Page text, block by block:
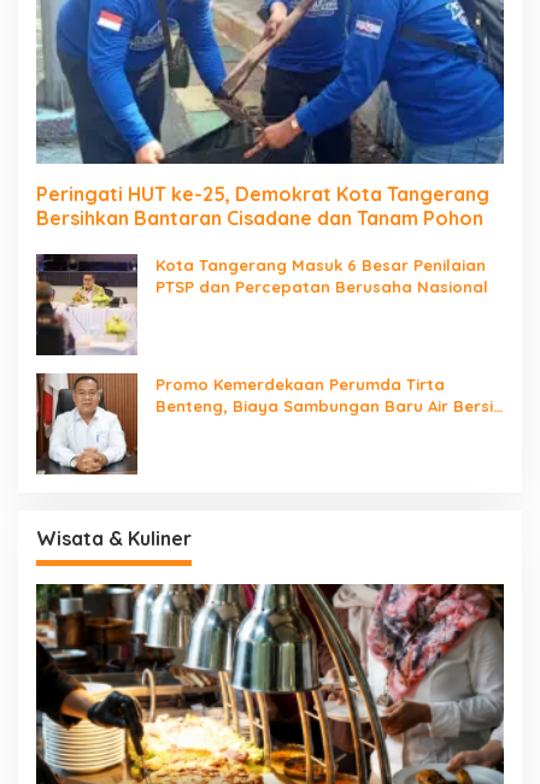
Peringati HUT ke-25, Demokrat Kota Tangerang
Bersihkan Bantaran Cisadane dan Tanam Pohon
Kota Tangerang Masuk 6 Besar Penilaian
PTSP dan Percepatan Berusaha Nasional
Promo Kemerdekaan Perumda Tirta
Benteng, Biaya Sambungan Baru Air Bersih
Wisata & Kuliner